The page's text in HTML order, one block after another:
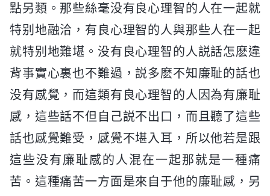
點另類。那些絲毫没有良心理智的人在一起就
特别地融洽，有良心理智的人與那些人在一起
就特别地難堪。没有良心理智的人説話怎麽違
背事實心裏也不難過，説多麽不知廉耻的話也
没有感覺，而這類有良心理智的人因為有廉耻
感，這些話不但自己説不出口，而且聽了這些
話也感覺難受，感覺不堪入耳，所以他若是跟
這些没有廉耻感的人混在一起那就是一種痛
苦。這種痛苦一方面是來自于他的廉耻感，另